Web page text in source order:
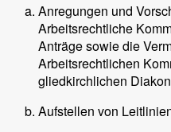
Anregungen und
Arbeitsrechtliche
Anträge sowie die
Arbeitsrechtlichen
gliedkirchlichen
Aufstellen von